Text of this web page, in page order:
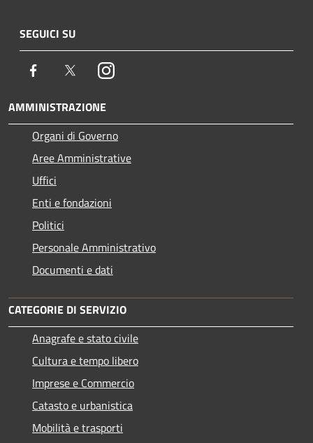
SEGUICI SU
Facebook TwitterInstagram
AMMINISTRAZIONE
Organi di Governo
Aree Amministrative
Uffici
Enti e fondazioni
Politici
Personale Amministrativo
Documenti e dati
CATEGORIE DI SERVIZIO
Anagrafe e stato civile
Cultura e tempo libero
Imprese e Commercio
Catasto e urbanistica
Mobilità e trasporti